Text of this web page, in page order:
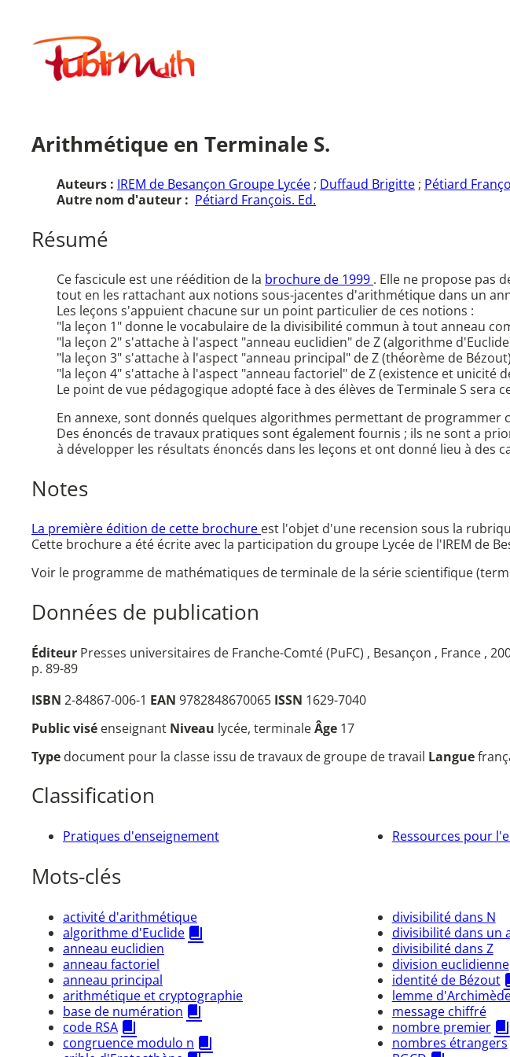
contenuPublimath
Arithmétique en Terminale S.
Auteurs : IREM de Besançon Groupe Lycée ; Duffaud Brigitte ; Pétiard
Autre nom d'auteur : Pétiard François. Ed.
Résumé
Ce fascicule est une réédition de la brochure de 1999 . Elle ne propose pas
tout en les rattachant aux notions sous-jacentes d'arithmétique dans un
Les leçons s'appuient chacune sur un point particulier de ces notions :
"la leçon 1" donne le vocabulaire de la divisibilité commun à tout anneau
"la leçon 2" s'attache à l'aspect "anneau euclidien" de Z (algorithme
"la leçon 3" s'attache à l'aspect "anneau principal" de Z (théorème de
"la leçon 4" s'attache à l'aspect "anneau factoriel" de Z (existence et unicité
Le point de vue pédagogique adopté face à des élèves de Terminale S sera
En annexe, sont donnés quelques algorithmes permettant de programmer
Des énoncés de travaux pratiques sont également fournis ; ils ne sont a
à développer les résultats énoncés dans les leçons et ont donné lieu à des
Notes
La première édition de cette brochure est l'objet d'une recension sous la
Cette brochure a été écrite avec la participation du groupe Lycée de l'IREM de
Voir le programme de mathématiques de terminale de la série scientifique
Données de publication
Éditeur Presses universitaires de Franche-Comté (PuFC) , Besançon , France ,
p. 89-89
ISBN 2-84867-006-1 EAN 9782848670065 ISSN 1629-7040
Public visé enseignant Niveau lycée, terminaleÂge 17
Type document pour la classe issu de travaux de groupe de travail Langue
Classification
Pratiques d'enseignement Ressources pour
Mots-clés
activité d'arithmétique
algorithme d'Euclide
anneau euclidien
anneau factoriel
anneau principal
arithmétique et cryptographie
base de numération
code RSA
congruence modulo n
divisibilité dans N
divisibilité dans un
divisibilité dans Z
division euclidienne
identité de Bézout
lemme
message chiffré
nombre premier
nombres étrangers